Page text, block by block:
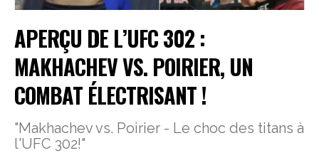
APERÇU DE L’UFC 302 :
MAKHACHEV VS. POIRIER, UN
COMBAT ÉLECTRISANT !
"Makhachev vs. Poirier - Le choc des titans à
l'UFC 302!"